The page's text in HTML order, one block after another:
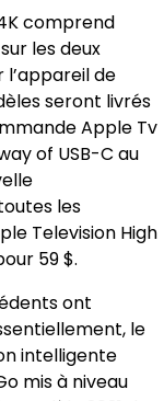
comprend
les deux
de
seront livrés
Apple Tv
of USB-C au
les
Television High
59 $.
ont
le
intelligente
mis à niveau